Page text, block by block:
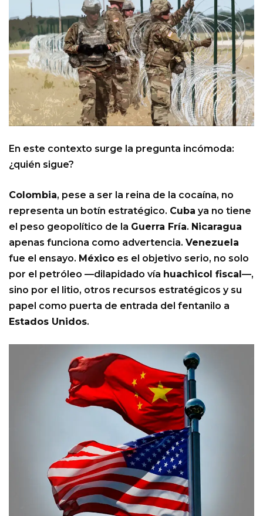
En este contexto surge la pregunta incómoda:
¿quién sigue?
Colombia, pese a ser la reina de la cocaína, no
representa un botín estratégico. Cuba ya no tiene
el peso geopolítico de la Guerra Fría. Nicaragua
apenas funciona como advertencia. Venezuela
fue el ensayo. México es el objetivo serio, no solo
por el petróleo —dilapidado vía huachicol fiscal—,
sino por el litio, otros recursos estratégicos y su
papel como puerta de entrada del fentanilo a
Estados Unidos.